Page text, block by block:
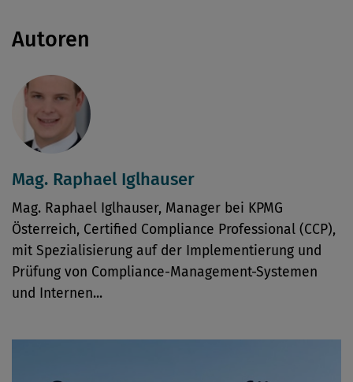
Autoren
Mag. Raphael Iglhauser
Mag. Raphael Iglhauser, Manager bei KPMG
Österreich, Certified Compliance Professional (CCP),
mit Spezialisierung auf der Implementierung und
Prüfung von Compliance-Management-Systemen
und Internen...